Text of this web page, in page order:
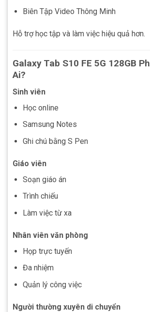
Biên Tập Video Thông Minh
Hỗ trợ học tập và làm việc hiệu quả hơn.
Galaxy Tab S10 FE 5G 128GB
Ai?
Sinh viên
Học online
Samsung Notes
Ghi chú bằng S Pen
Giáo viên
Soạn giáo án
Trình chiếu
Làm việc từ xa
Nhân viên văn phòng
Họp trực tuyến
Đa nhiệm
Quản lý công việc
Người thường xuyên di chuyển